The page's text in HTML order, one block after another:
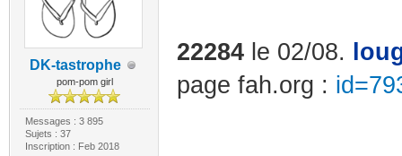
DK-tastrophe
pom-pom girl
Messages : 3 895
Sujets : 37
Inscription : Feb 2018
22284le 02/08.
page fah.org :